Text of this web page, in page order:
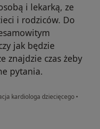
i lekarką, ze
i rodziców. Do
jak będzie
znajdzie czas żeby
pytania.
kardiologa dziecięcego •